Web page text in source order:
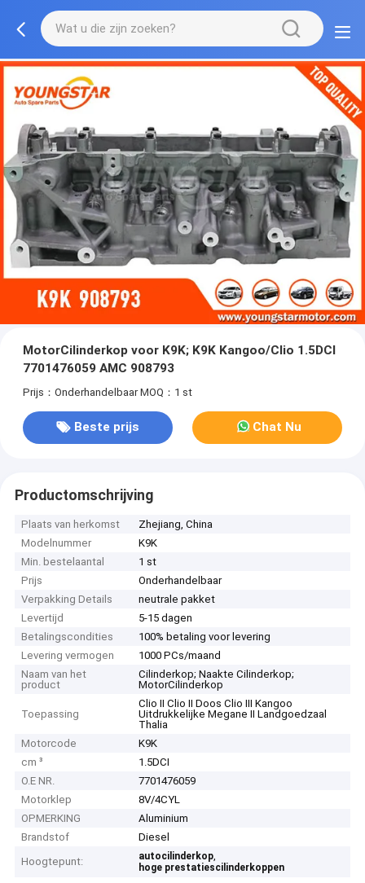
MotorCilinderkop voor K9K; K9K Kangoo/Clio 1.5DCI
7701476059 AMC 908793
Prijs：Onderhandelbaar MOQ：1 st
Beste prijs Chat Nu
Productomschrijving
Plaats van herkomst
Zhejiang, China
Modelnummer
K9K
Min. bestelaantal
1 st
Prijs
Onderhandelbaar
Verpakking Details
neutrale pakket
Levertijd
5-15 dagen
Betalingscondities
100% betaling voor levering
Levering vermogen
1000 PCs/maand
Naam van het
product
Cilinderkop; Naakte Cilinderkop;
MotorCilinderkop
Toepassing
Clio II Clio II Doos Clio III Kangoo
Uitdrukkelijke Megane II Landgoedzaal
Thalia
Motorcode
K9K
cm ³
1.5DCI
O.E NR.
7701476059
Motorklep
8V/4CYL
OPMERKING
Aluminium
Brandstof
Diesel
Hoogtepunt:
autocilinderkop,
hoge prestatiescilinderkoppen